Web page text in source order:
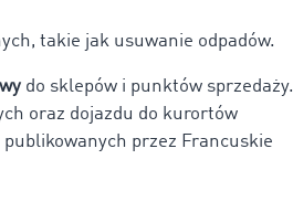
takie jak usuwanie odpadów.
do sklepów i punktów sprzedaży.
oraz dojazdu do kurortów
przez Francuskie